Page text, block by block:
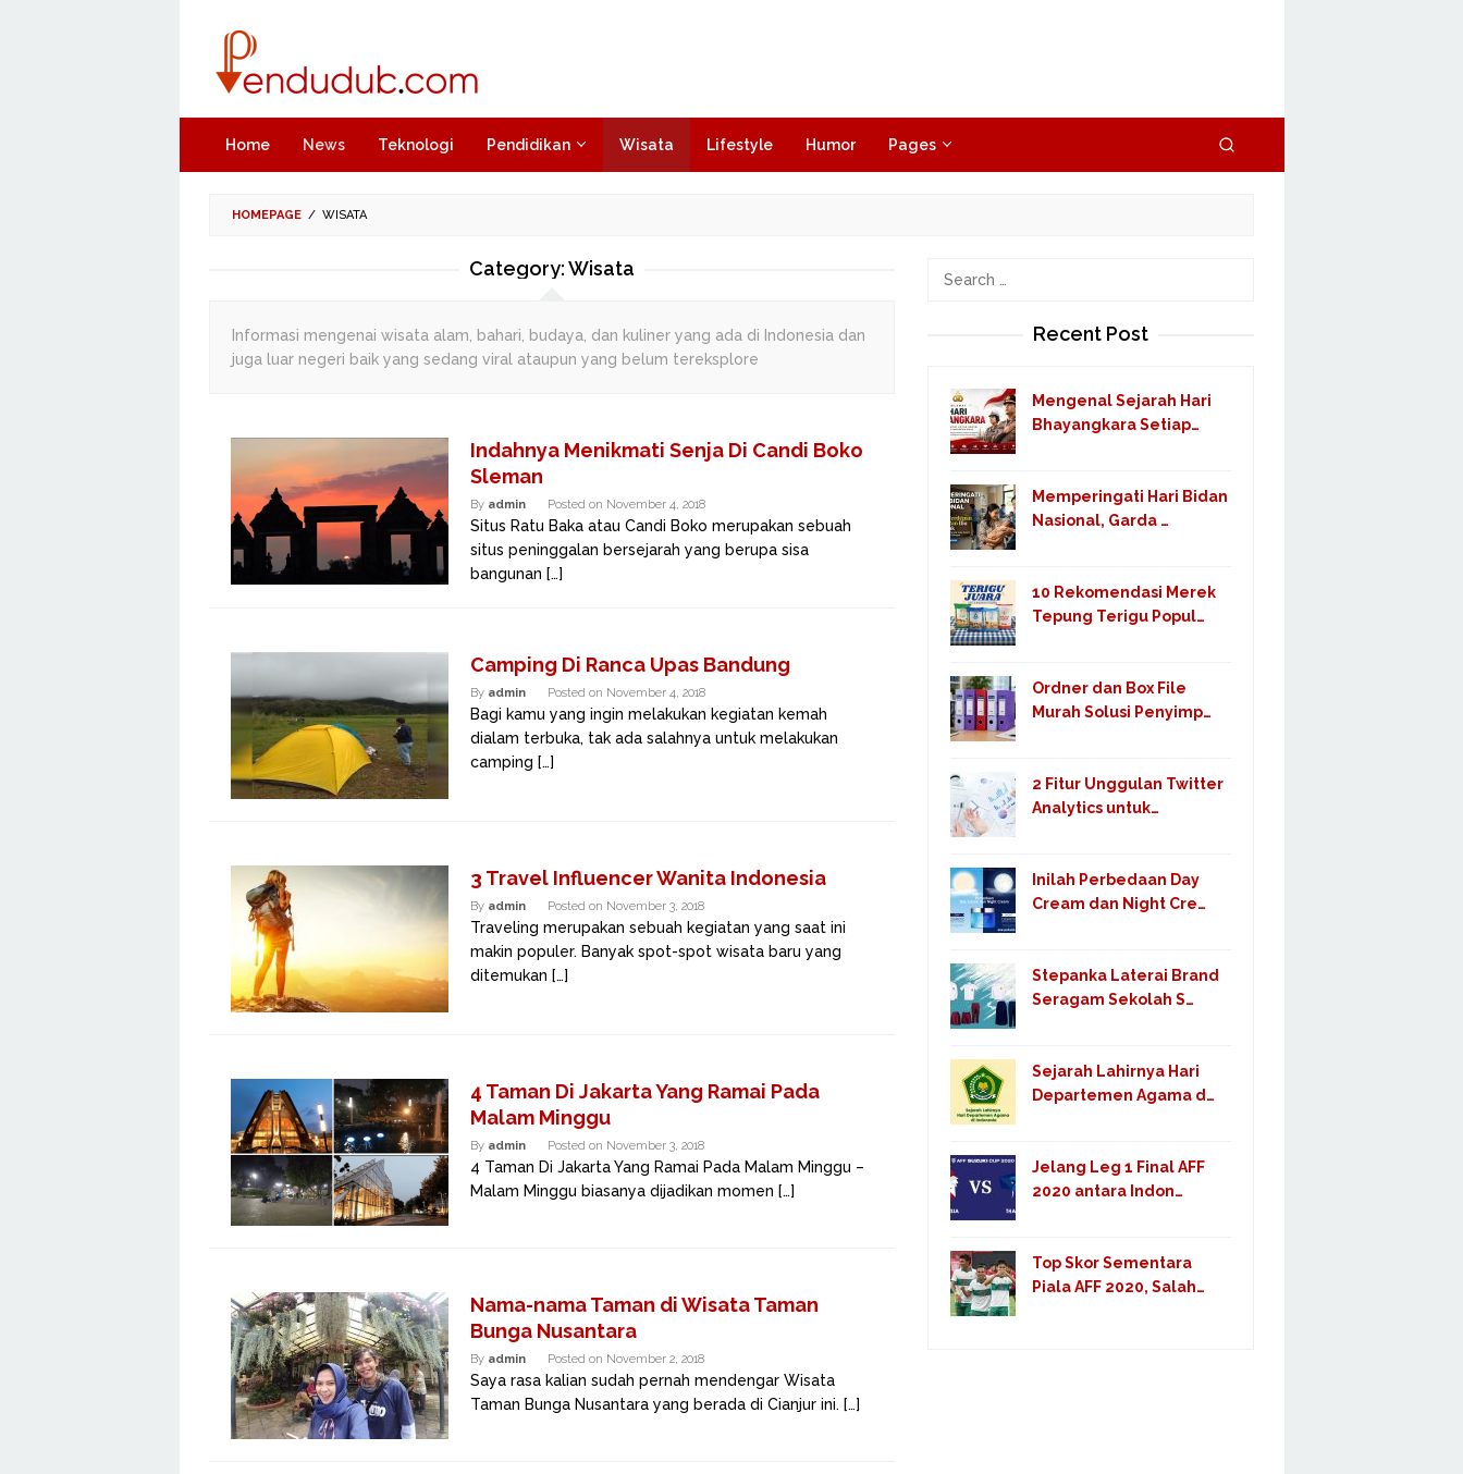
content
Home News Teknologi Pendidikan Wisata Lifestyle Humor Pages
HOMEPAGE / WISATA
Category:Wisata
Informasi mengenai wisata alam, bahari, budaya, dan kuliner yang ada di Indonesia dan
juga luar negeri baik yang sedang viral ataupun yang belum tereksplore
Indahnya Menikmati Senja Di Candi Boko
Sleman
By admin Posted on November 4, 2018
Situs Ratu Baka atau Candi Boko merupakan sebuah
situs peninggalan bersejarah yang berupa sisa
bangunan […]
Camping Di Ranca Upas Bandung
By admin Posted on November 4, 2018
Bagi kamu yang ingin melakukan kegiatan kemah
dialam terbuka, tak ada salahnya untuk melakukan
camping […]
3 Travel Influencer Wanita Indonesia
By admin Posted on November 3, 2018
Traveling merupakan sebuah kegiatan yang saat ini
makin populer. Banyak spot-spot wisata baru yang
ditemukan […]
4 Taman Di Jakarta Yang Ramai Pada
Malam Minggu
By admin Posted on November 3, 2018
4 Taman Di Jakarta Yang Ramai Pada Malam Minggu –
Malam Minggu biasanya dijadikan momen […]
Nama-nama Taman di Wisata Taman
Bunga Nusantara
By admin Posted on November 2, 2018
Saya rasa kalian sudah pernah mendengar Wisata
Taman Bunga Nusantara yang berada di Cianjur ini. […]
Search
Recent Post
Mengenal Sejarah Hari
Bhayangkara Setiap…
Memperingati Hari Bidan
Nasional, Garda …
10 Rekomendasi Merek
Tepung Terigu Popul…
Ordner dan Box File
Murah Solusi Penyimp…
2 Fitur Unggulan Twitter
Analytics untuk…
Inilah Perbedaan Day
Cream dan Night Cre…
Stepanka Laterai Brand
Seragam Sekolah S…
Sejarah Lahirnya Hari
Departemen Agama d…
Jelang Leg 1 Final AFF
2020 antara Indon…
Top Skor Sementara
Piala AFF 2020, Salah…